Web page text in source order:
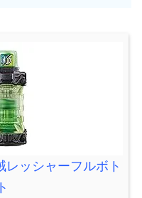
ッシャーフルボト